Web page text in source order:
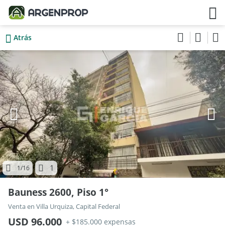
Atrás
1/16 1
Bauness 2600, Piso 1°
Venta en Villa Urquiza, Capital Federal
USD 96.000 + $185.000 expensas